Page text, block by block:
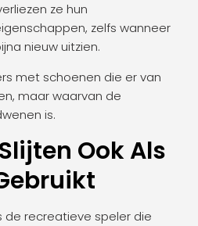
ze hun
zelfs wanneer
nieuw uitzien.
met schoenen die er van
maar waarvan de
is.
Ook Als
de recreatieve speler die